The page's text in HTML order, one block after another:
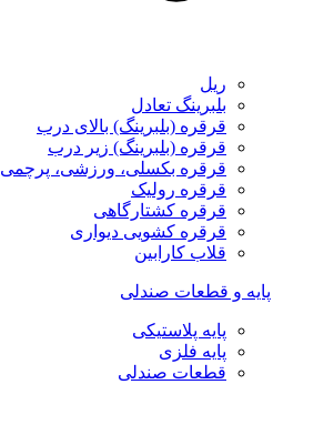
ریل
بلبرینگ تعادل
قرقره (بلبرینگ) بالای درب
قرقره (بلبرینگ) زیر درب
قرقره بکسلی، ورزشی، پرچمی
قرقره رولیک
قرقره کشتارگاهی
قرقره کشویی دیواری
قلاب کارابین
پایه و قطعات صندلی
پایه پلاستیکی
پایه فلزی
قطعات صندلی